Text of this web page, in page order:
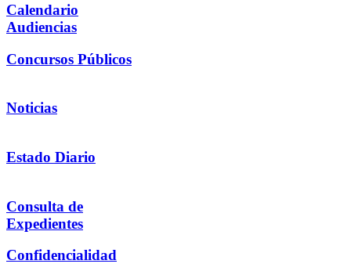
Calendario
Audiencias
Concursos Públicos
Noticias
Estado Diario
Consulta de
Expedientes
Confidencialidad